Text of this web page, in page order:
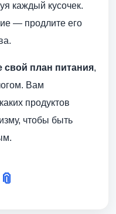
каждый кусочек.
— продлите его
свой план питания,
Вам
продуктов
чтобы быть
📎